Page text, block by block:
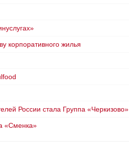
корпоративного жилья
России стала Группа «Черкизово»
«Сменка»